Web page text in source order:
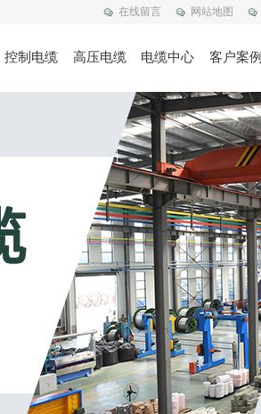
在线留言 网站地图
控制电缆 高压电缆 电缆中心 客户案例